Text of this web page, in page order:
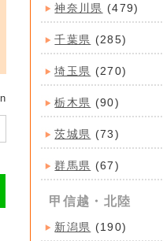
神奈川県 (479)
千葉県 (285)
埼玉県 (270)
栃木県 (90)
茨城県 (73)
群馬県 (67)
甲信越・北陸
新潟県 (190)